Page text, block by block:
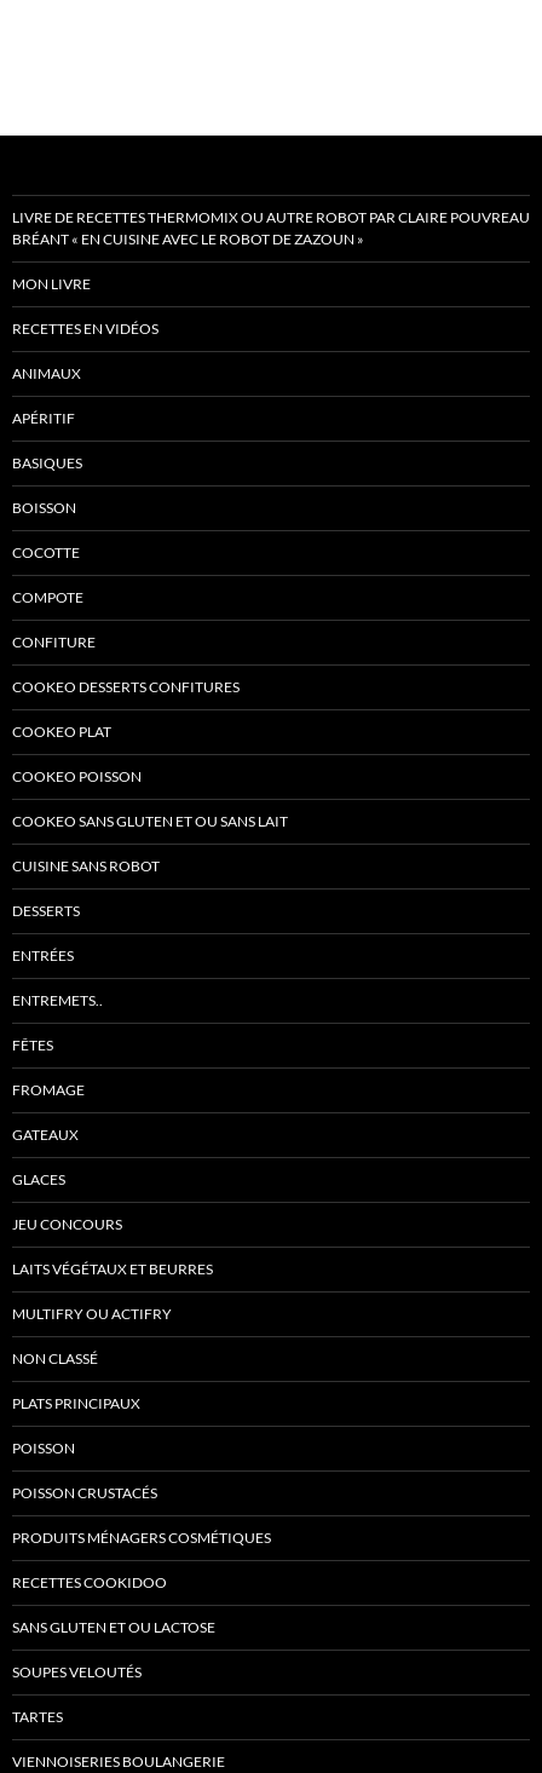
LIVRE DE RECETTES THERMOMIX OU AUTRE ROBOT PAR CLAIRE POUVREAU
BRÉANT « EN CUISINE AVEC LE ROBOT DE ZAZOUN »
MON LIVRE
RECETTES EN VIDÉOS
ANIMAUX
APÉRITIF
BASIQUES
BOISSON
COCOTTE
COMPOTE
CONFITURE
COOKEO DESSERTS CONFITURES
COOKEO PLAT
COOKEO POISSON
COOKEO SANS GLUTEN ET OU SANS LAIT
CUISINE SANS ROBOT
DESSERTS
ENTRÉES
ENTREMETS..
FÊTES
FROMAGE
GATEAUX
GLACES
JEU CONCOURS
LAITS VÉGÉTAUX ET BEURRES
MULTIFRY OU ACTIFRY
NON CLASSÉ
PLATS PRINCIPAUX
POISSON
POISSON CRUSTACÉS
PRODUITS MÉNAGERS COSMÉTIQUES
RECETTES COOKIDOO
SANS GLUTEN ET OU LACTOSE
SOUPES VELOUTÉS
TARTES
VIENNOISERIES BOULANGERIE